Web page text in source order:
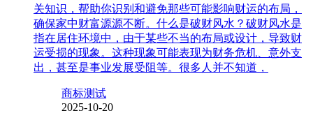
关知识，帮助你识别和避免那些可能影响财运的布局，
确保家中财富源源不断。什么是破财风水？破财风水是
指在居住环境中，由于某些不当的布局或设计，导致财
运受损的现象。这种现象可能表现为财务危机、意外支
出，甚至是事业发展受阻等。很多人并不知道，
商标测试
2025-10-20